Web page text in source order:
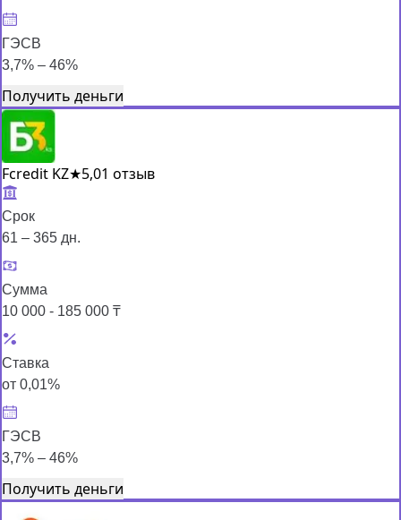
ГЭСВ
3,7% – 46%
Получить деньги
Fcredit KZ★5,01 отзыв
Срок
61 – 365 дн.
Сумма
10 000 - 185 000 ₸
Ставка
от 0,01%
ГЭСВ
3,7% – 46%
Получить деньги